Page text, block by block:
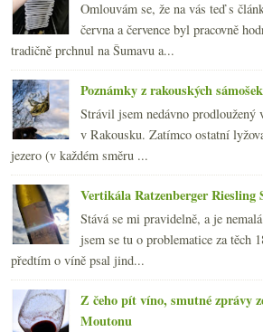
Omlouvám se, že na vás teď s
června a července byl pracovně
tradičně prchnul na Šumavu a...
Poznámky z rakouských sámošek
Strávil jsem nedávno
v Rakousku. Zatímco ostatní
jezero (v každém směru ...
Vertikála Ratzenberger Riesling
Stává se mi pravidelně, a je
jsem se tu o problematice za těch
předtím o víně psal jind...
Z čeho pít víno, smutné zprávy
Moutonu